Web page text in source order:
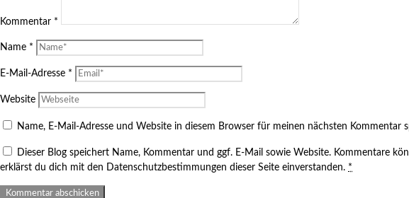
Kommentar *
Name *
E-Mail-Adresse *
Website
Name, E-Mail-Adresse und Website in diesem Browser für meinen nächsten Kommentar
Dieser Blog speichert Name, Kommentar und ggf. E-Mail sowie Website. Kommentare
erklärst du dich mit den Datenschutzbestimmungen dieser Seite einverstanden. *